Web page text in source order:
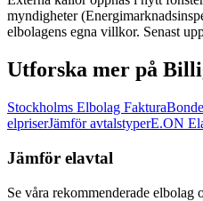
myndigheter
elbolagens egna villkor. Senast
Utforska mer på
Stockholms Elbolag Faktura
elpriserJämför avtalstyperE.ON
Jämför elavtal
Se våra rekommenderade elbolag